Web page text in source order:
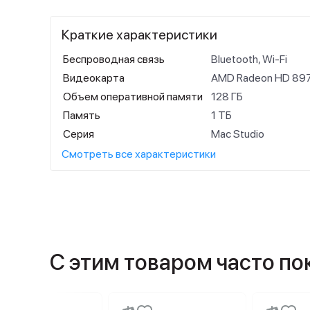
Краткие характеристики
Беспроводная связь
Bluetooth, Wi-Fi
Видеокарта
AMD Radeon HD
Объем оперативной памяти
128 ГБ
Память
1 ТБ
Серия
Mac Studio
Смотреть все характеристики
С этим товаром часто